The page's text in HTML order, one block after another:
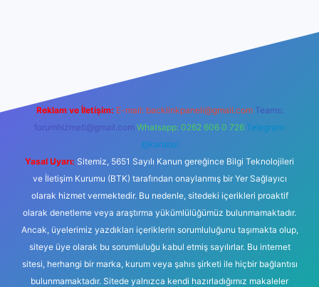
Reklam ve İletişim: E-mail: backlinkpaneli@gmail.com Teams:
forumhizmeti@gmail.com Whatsapp: 0262 606 0 726 Telegram:
@karabul
Yasal Uyarı: Sitemiz, 5651 Sayılı Kanun gereğince Bilgi Teknolojileri
ve İletişim Kurumu (BTK) tarafından onaylanmış bir Yer Sağlayıcı
olarak hizmet vermektedir. Bu nedenle, sitedeki içerikleri proaktif
olarak denetleme veya araştırma yükümlülüğümüz bulunmamaktadır.
Ancak, üyelerimiz yazdıkları içeriklerin sorumluluğunu taşımakta olup,
siteye üye olarak bu sorumluluğu kabul etmiş sayılırlar. Bu internet
sitesi, herhangi bir marka, kurum veya şahıs şirketi ile hiçbir bağlantısı
bulunmamaktadır. Sitede yalnızca kendi hazırladığımız makaleler